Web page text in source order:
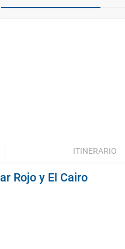
ITINERARIO
Rojo y El Cairo